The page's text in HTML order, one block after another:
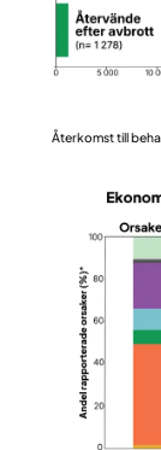
Återkomst till